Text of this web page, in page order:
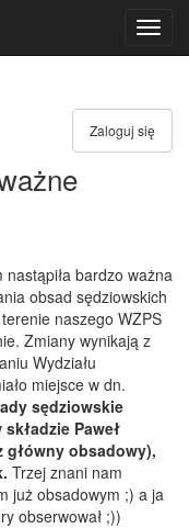
Zaloguj się
bardzo ważna
obsad sędziowskich
naszego WZPS
Zmiany wynikają z
Wydziału
miejsce w dn.
sędziowskie
Paweł
obsadowy),
Trzej znani nam
już obsadowym ;) a ja
obserwował ;))